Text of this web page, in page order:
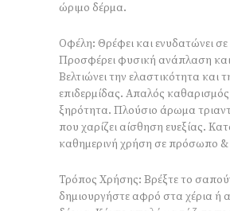
ώριμο δέρμα.
Οφέλη: Θρέφει και ενυδατώνει
Προσφέρει φυσική ανάπλαση
Βελτιώνει την ελαστικότητα και
επιδερμίδας. Απαλός
ξηρότητα. Πλούσιο άρωμα
που χαρίζει αίσθηση ευεξίας.
καθημερινή χρήση σε πρόσωπο
Τρόπος Χρήσης: Βρέξτε το
δημιουργήστε αφρό στα χέρια ή